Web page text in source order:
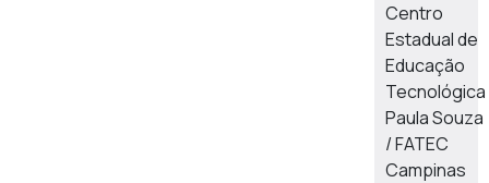
Centro
Estadual de
Educação
Tecnológica
Paula Souza
/ FATEC
Campinas